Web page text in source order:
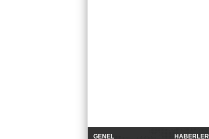
GENEL HABERLER